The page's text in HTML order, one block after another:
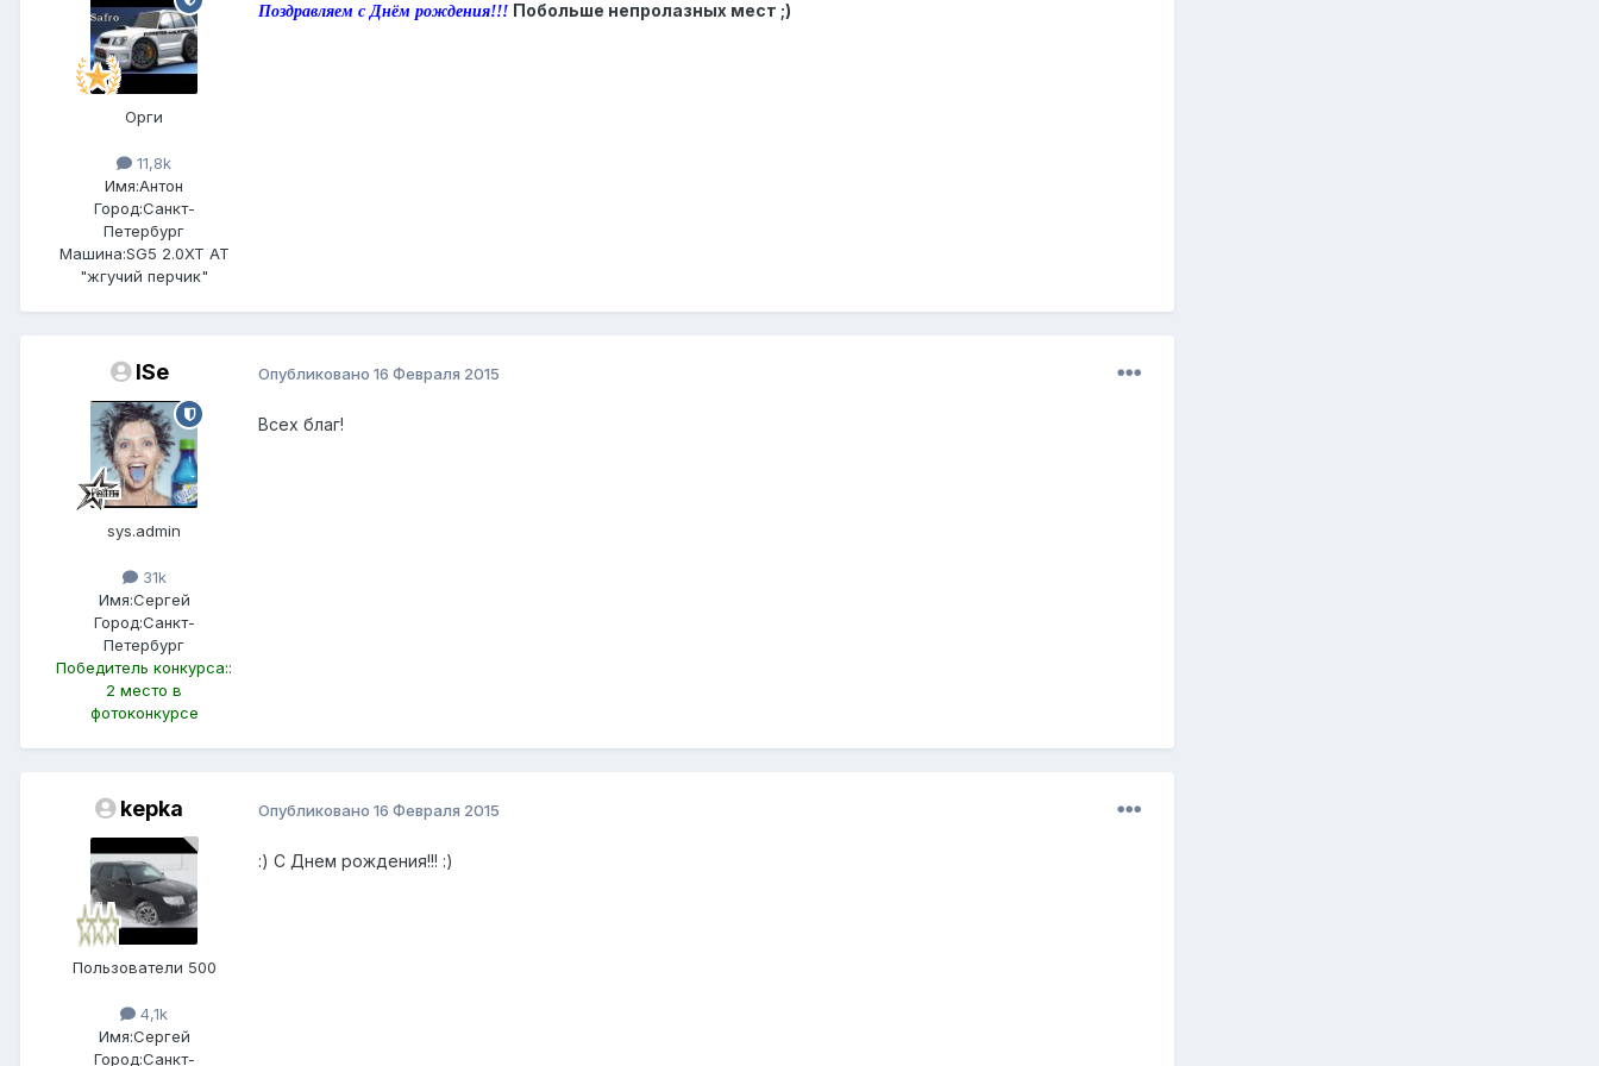
Орги
11,8k
Имя:Антон
Город:Санкт-
Петербург
Машина:SG5 2.0XT АТ
"жгучий перчик"
Поздравляем с Днём рождения!!! Побольше непролазных мест ;)
ISe
sys.admin
31k
Имя:Сергей
Город:Санкт-
Петербург
Победитель конкурса::
2 место в
фотоконкурсе
Опубликовано 16 Февраля 2015
Всех благ!
kepka
Пользователи 500
4,1k
Имя:Сергей
Город:Санкт-
Опубликовано 16 Февраля 2015
:) С Днем рождения!!! :)